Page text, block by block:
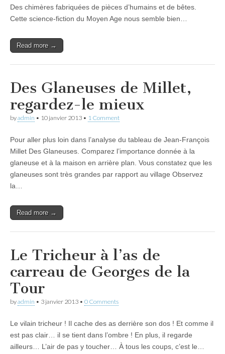
Des chimères fabriquées de pièces d’humains et de bêtes.
Cette science-fiction du Moyen Age nous semble bien…
Read more →
Des Glaneuses de Millet,
regardez-le mieux
byadmin • 10 janvier 2013 • 1 Comment
Pour aller plus loin dans l’analyse du tableau de Jean-François
Millet Des Glaneuses. Comparez l’importance donnée à la
glaneuse et à la maison en arrière plan. Vous constatez que les
glaneuses sont très grandes par rapport au village Observez
la…
Read more →
Le Tricheur à l’as de
carreau de Georges de la
Tour
byadmin • 3 janvier 2013 • 0 Comments
Le vilain tricheur ! Il cache des as derrière son dos ! Et comme il
est pas clair… il se tient dans l’ombre ! En plus, il regarde
ailleurs… L’air de pas y toucher… À tous les coups, c’est le…